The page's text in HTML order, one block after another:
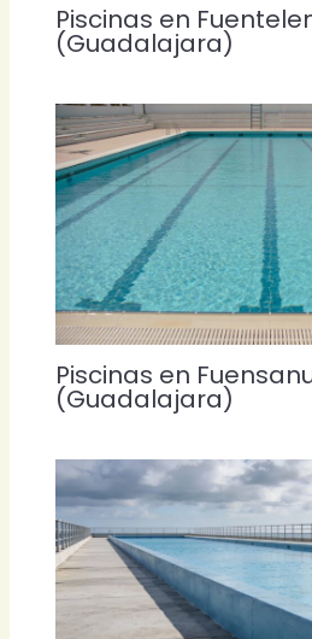
Piscinas en
(Guadalajara)
Piscinas en
(Guadalajara)